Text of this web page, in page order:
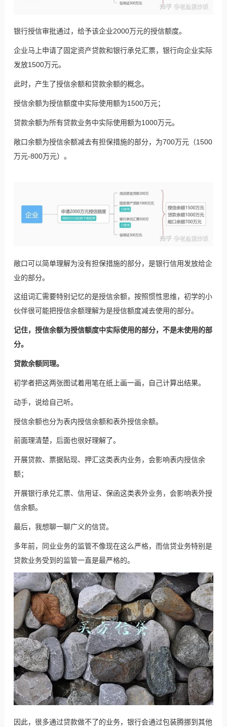
银行授信审批通过，给予该企业2000万元的授信额度。
企业马上申请了固定资产贷款和银行承兑汇票，银行向企业实际
发放1500万元。
此时，产生了授信余额和贷款余额的概念。
授信余额为授信额度中实际使用额为1500万元；
贷款余额为所有贷款业务中实际使用额为1000万元。
敞口余额为授信余额减去有担保措施的部分，为700万元（1500
万元-800万元）。
敞口可以简单理解为没有担保措施的部分，是银行信用发放给企
业的部分。
这组词汇需要特别记忆的是授信余额，按照惯性思维，初学的小
伙伴很可能把授信余额理解为是授信额度减去使用的部分。
记住，授信余额为授信额度中实际使用的部分，不是未使用的部
分。
贷款余额同理。
初学者把这两张图试着用笔在纸上画一画，自己计算出结果。
动手，说给自己听。
授信余额也分为表内授信余额和表外授信余额。
前面理清楚，后面也很好理解了。
开展贷款、票据贴现、押汇这类表内业务，会影响表内授信余
额；
开展银行承兑汇票、信用证、保函这类表外业务，会影响表外授
信余额。
最后，我想聊一聊广义的信贷。
多年前，同业业务的监管不像现在这么严格，而信贷业务特别是
贷款业务受到的监管一直是最严格的。
因此，很多通过贷款做不了的业务，银行会通过包装腾挪到其他